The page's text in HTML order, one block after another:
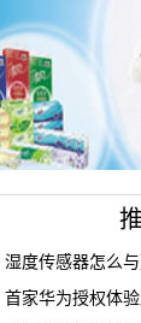
湿度传感器怎么
首家华为授权体